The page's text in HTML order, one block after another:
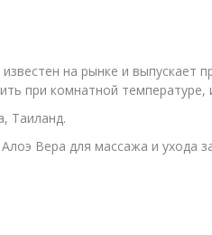
на рынке и
при комнатной температуре,
Таиланд.
Вера для массажа и ухода